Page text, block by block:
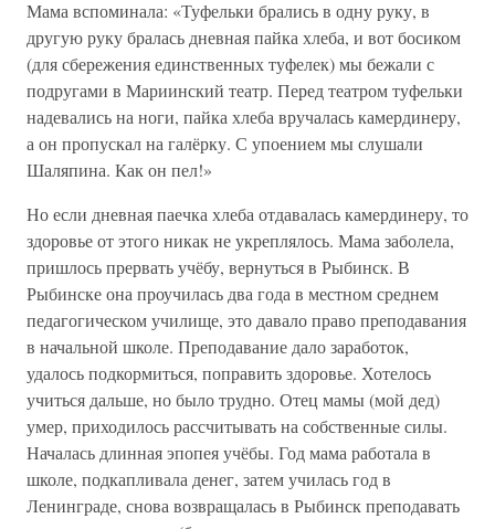
Мама вспоминала: «Туфельки брались в одну руку, в
другую руку бралась дневная пайка хлеба, и вот босиком
(для сбережения единственных туфелек) мы бежали с
подругами в Мариинский театр. Перед театром туфельки
надевались на ноги, пайка хлеба вручалась камердинеру,
а он пропускал на галёрку. С упоением мы слушали
Шаляпина. Как он пел!»
Но если дневная паечка хлеба отдавалась камердинеру, то
здоровье от этого никак не укреплялось. Мама заболела,
пришлось прервать учёбу, вернуться в Рыбинск. В
Рыбинске она проучилась два года в местном среднем
педагогическом училище, это давало право преподавания
в начальной школе. Преподавание дало заработок,
удалось подкормиться, поправить здоровье. Хотелось
учиться дальше, но было трудно. Отец мамы (мой дед)
умер, приходилось рассчитывать на собственные силы.
Началась длинная эпопея учёбы. Год мама работала в
школе, подкапливала денег, затем училась год в
Ленинграде, снова возвращалась в Рыбинск преподавать